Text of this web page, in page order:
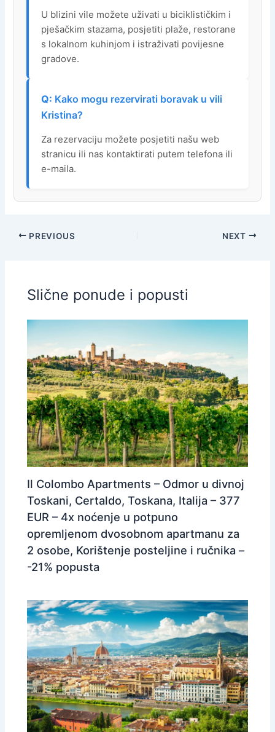
U blizini vile možete uživati u biciklističkim i
pješačkim stazama, posjetiti plaže, restorane
s lokalnom kuhinjom i istraživati povijesne
gradove.
Kako mogu rezervirati boravak u vili
Kristina?
Za rezervaciju možete posjetiti našu web
stranicu ili nas kontaktirati putem telefona ili
e-maila.
PREVIOUS NEXT
Slične ponude i popusti
Il Colombo Apartments – Odmor u divnoj
Toskani, Certaldo, Toskana, Italija – 377
EUR – 4x noćenje u potpuno
opremljenom dvosobnom apartmanu za
2 osobe, Korištenje posteljine i ručnika –
-21% popusta